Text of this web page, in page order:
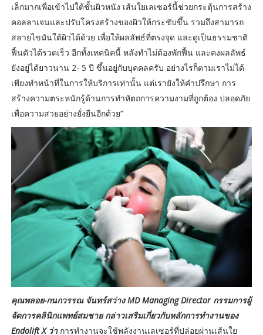
เล็กมากเพื่อเข้าไปใต้ชั้นผิวหนัง เส้นใยเลเซอร์นี้ช่วยกระตุ้นการสร้าง
คอลลาเจนและปรับโครงสร้างของผิวให้กระชับขึ้น รวมถึงสามารถ
สลายไขมันใต้ผิวได้ด้วย เพื่อให้ผลลัพธ์ที่ตรงจุด และดูเป็นธรรมชาติ
ฟื้นตัวได้รวดเร็ว อีกทั้งเทคนิคนี้ หลังทำไม่ต้องพักฟื้น และคงผลลัพธ์
ยังอยู่ได้ยาวนาน 2- 5 ปี ขึ้นอยู่กับบุคคลครับ อย่างไรก็ตามเราไม่ได้
เพียงทำหน้าที่ในการให้บริการเท่านั้น แต่เรายังให้คำปรึกษา การ
สร้างความตระหนักรู้ด้านการทำหัตถการความงามที่ถูกต้อง ปลอดภัย
เพื่อความสวยอย่างยั่งยืนอีกด้วย”
คุณพลอย-กนกวรรณ จันทร์สว่าง MD Managing Director กรรมการผู้
จัดการคลินิกแพทย์สมชาย กล่าวเสริมเกี่ยวกับหลักการทำงานของ
Endolift X ว่า การทำงานจะใช้พลังงานเลเซอร์ที่ปล่อยผ่านเส้นใย